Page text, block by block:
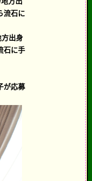
流石に
出身
石に手
が応募